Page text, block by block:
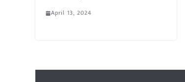
April 13, 2024